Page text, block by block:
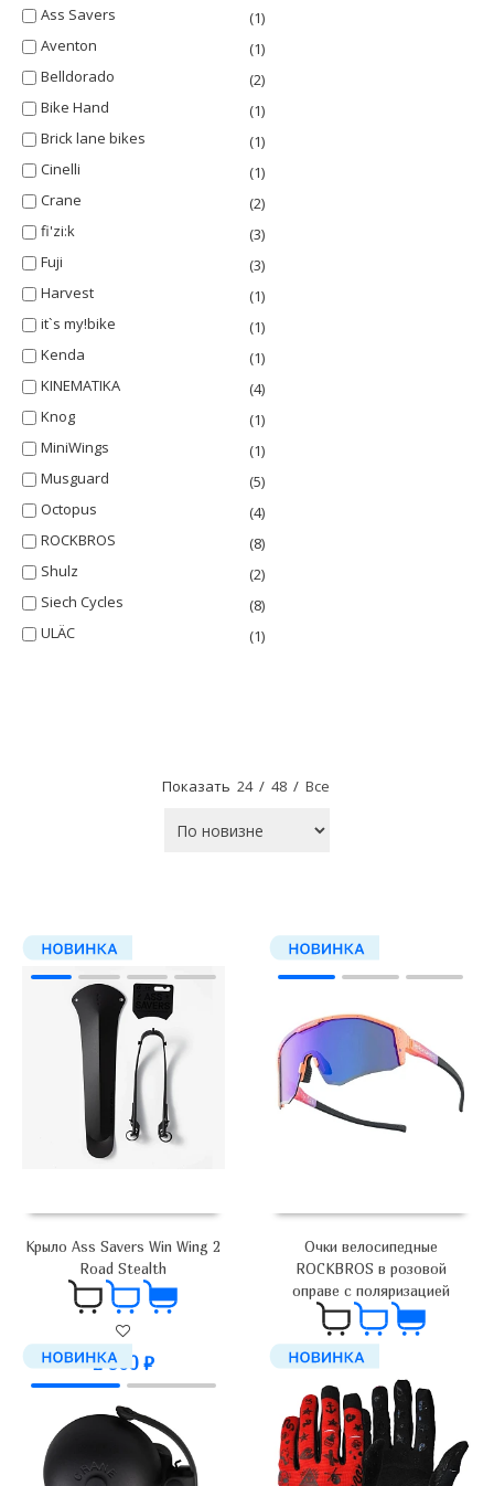
Ass Savers
(1)
Aventon
(1)
Belldorado
(2)
Bike Hand
(1)
Brick lane bikes
(1)
Cinelli
(1)
Crane
(2)
fi'zi:k
(3)
Fuji
(3)
Harvest
(1)
it`s my!bike
(1)
Kenda
(1)
KINEMATIKA
(4)
Knog
(1)
MiniWings
(1)
Musguard
(5)
Octopus
(4)
ROCKBROS
(8)
Shulz
(2)
Siech Cycles
(8)
ULÄC
(1)
Показать 24 / 48 / Все
Крыло Ass Savers Win Wing 2
Road Stealth
2 900 ₽
Очки велосипедные
ROCKBROS в розовой
оправе с поляризацией
3 500 ₽